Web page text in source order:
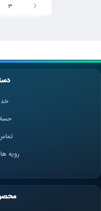
3
رویه